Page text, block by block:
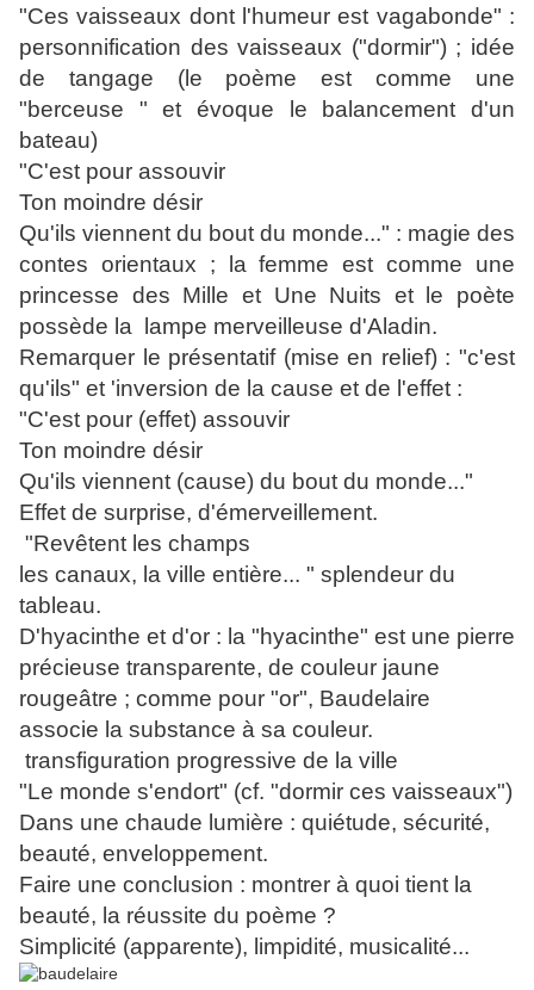
"Ces vaisseaux dont l'humeur est vagabonde" :
personnification des vaisseaux ("dormir") ; idée
de tangage (le poème est comme une
"berceuse " et évoque le balancement d'un
bateau)
"C'est pour assouvir
Ton moindre désir
Qu'ils viennent du bout du monde..." : magie des
contes orientaux ; la femme est comme une
princesse des Mille et Une Nuits et le poète
possède la lampe merveilleuse d'Aladin.
Remarquer le présentatif (mise en relief) : "c'est
qu'ils" et 'inversion de la cause et de l'effet :
"C'est pour (effet) assouvir
Ton moindre désir
Qu'ils viennent (cause) du bout du monde..."
Effet de surprise, d'émerveillement.
"Revêtent les champs
les canaux, la ville entière... " splendeur du
tableau.
D'hyacinthe et d'or : la "hyacinthe" est une pierre
précieuse transparente, de couleur jaune
rougeâtre ; comme pour "or", Baudelaire
associe la substance à sa couleur.
transfiguration progressive de la ville
"Le monde s'endort" (cf. "dormir ces vaisseaux")
Dans une chaude lumière : quiétude, sécurité,
beauté, enveloppement.
Faire une conclusion : montrer à quoi tient la
beauté, la réussite du poème ?
Simplicité (apparente), limpidité, musicalité...